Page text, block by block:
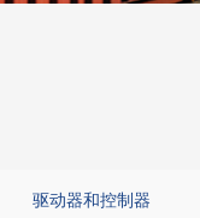
驱动器和控制器